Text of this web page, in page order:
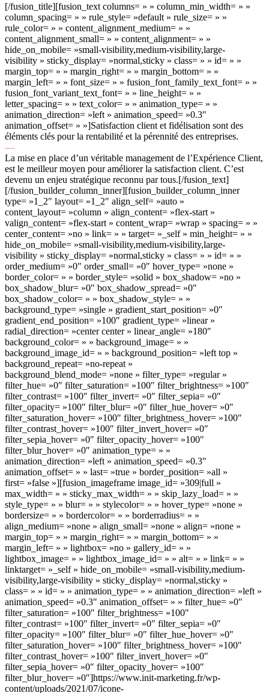
[/fusion_title][fusion_text columns= » » column_min_width= » »
column_spacing= » » rule_style= »default » rule_size= » »
rule_color= » » content_alignment_medium= » »
content_alignment_small= » » content_alignment= » »
hide_on_mobile= »small-visibility,medium-visibility,large-
visibility » sticky_display= »normal,sticky » class= » » id= » »
margin_top= » » margin_right= » » margin_bottom= » »
margin_left= » » font_size= » » fusion_font_family_text_font= » »
fusion_font_variant_text_font= » » line_height= » »
letter_spacing= » » text_color= » » animation_type= » »
animation_direction= »left » animation_speed= »0.3″
animation_offset= » »]Satisfaction client et fidélisation sont des
éléments clés pour la rentabilité et la pérennité des entreprises.
—
La mise en place d’un véritable management de l’Expérience Client,
est le meilleur moyen pour améliorer la satisfaction client. C’est
devenu un enjeu stratégique reconnu par tous.[/fusion_text]
[/fusion_builder_column_inner][fusion_builder_column_inner
type= »1_2″ layout= »1_2″ align_self= »auto »
content_layout= »column » align_content= »flex-start »
valign_content= »flex-start » content_wrap= »wrap » spacing= » »
center_content= »no » link= » » target= »_self » min_height= » »
hide_on_mobile= »small-visibility,medium-visibility,large-
visibility » sticky_display= »normal,sticky » class= » » id= » »
order_medium= »0″ order_small= »0″ hover_type= »none »
border_color= » » border_style= »solid » box_shadow= »no »
box_shadow_blur= »0″ box_shadow_spread= »0″
box_shadow_color= » » box_shadow_style= » »
background_type= »single » gradient_start_position= »0″
gradient_end_position= »100″ gradient_type= »linear »
radial_direction= »center center » linear_angle= »180″
background_color= » » background_image= » »
background_image_id= » » background_position= »left top »
background_repeat= »no-repeat »
background_blend_mode= »none » filter_type= »regular »
filter_hue= »0″ filter_saturation= »100″ filter_brightness= »100″
filter_contrast= »100″ filter_invert= »0″ filter_sepia= »0″
filter_opacity= »100″ filter_blur= »0″ filter_hue_hover= »0″
filter_saturation_hover= »100″ filter_brightness_hover= »100″
filter_contrast_hover= »100″ filter_invert_hover= »0″
filter_sepia_hover= »0″ filter_opacity_hover= »100″
filter_blur_hover= »0″ animation_type= » »
animation_direction= »left » animation_speed= »0.3″
animation_offset= » » last= »true » border_position= »all »
first= »false »][fusion_imageframe image_id= »309|full »
max_width= » » sticky_max_width= » » skip_lazy_load= » »
style_type= » » blur= » » stylecolor= » » hover_type= »none »
bordersize= » » bordercolor= » » borderradius= » »
align_medium= »none » align_small= »none » align= »none »
margin_top= » » margin_right= » » margin_bottom= » »
margin_left= » » lightbox= »no » gallery_id= » »
lightbox_image= » » lightbox_image_id= » » alt= » » link= » »
linktarget= »_self » hide_on_mobile= »small-visibility,medium-
visibility,large-visibility » sticky_display= »normal,sticky »
class= » » id= » » animation_type= » » animation_direction= »left »
animation_speed= »0.3″ animation_offset= » » filter_hue= »0″
filter_saturation= »100″ filter_brightness= »100″
filter_contrast= »100″ filter_invert= »0″ filter_sepia= »0″
filter_opacity= »100″ filter_blur= »0″ filter_hue_hover= »0″
filter_saturation_hover= »100″ filter_brightness_hover= »100″
filter_contrast_hover= »100″ filter_invert_hover= »0″
filter_sepia_hover= »0″ filter_opacity_hover= »100″
filter_blur_hover= »0″]https://www.init-marketing.fr/wp-
content/uploads/2021/07/icone-